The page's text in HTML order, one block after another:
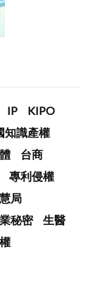
IP
KIPO
知識產權
台商
專利侵權
局
秘密
生醫